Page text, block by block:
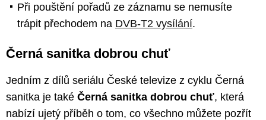
Při pouštění pořadů ze záznamu se nemusíte
trápit přechodem na DVB-T2 vysílání.
Černá sanitka dobrou chuť
Jedním z dílů seriálu České televize z cyklu Černá
sanitka je také Černá sanitka dobrou chuť, která
nabízí ujetý příběh o tom, co všechno můžete pozřít